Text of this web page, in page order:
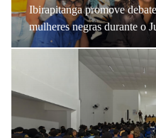
Ibirapitanga promove
mulheres negras durante o